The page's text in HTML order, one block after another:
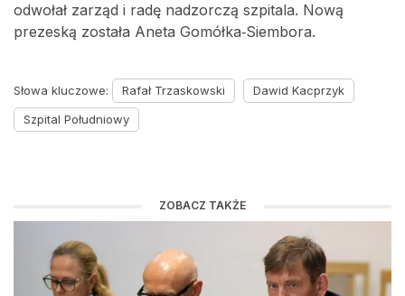
odwołał zarząd i radę nadzorczą szpitala. Nową
prezeską została Aneta Gomółka‑Siembora.
Słowa kluczowe: Rafał Trzaskowski
Dawid Kacprzyk
Szpital Południowy
ZOBACZ TAKŻE